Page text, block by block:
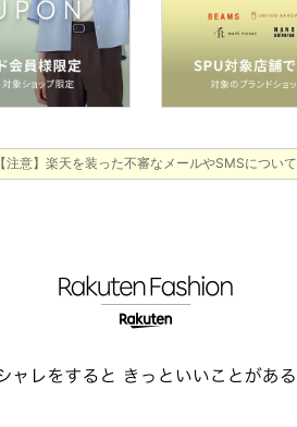
【注意】楽天を装った不審なメールやSMSについて